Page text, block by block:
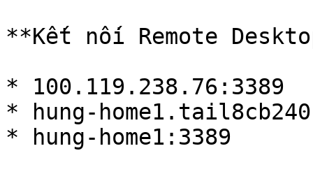
**Kết nối Remote
* 100.119.238.76:3389
* hung-
* hung-home1:3389